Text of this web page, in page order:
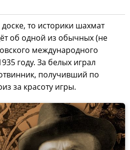
то историки шахмат
об одной из обычных (не
международного
году. За белых играл
получивший по
за красоту игры.